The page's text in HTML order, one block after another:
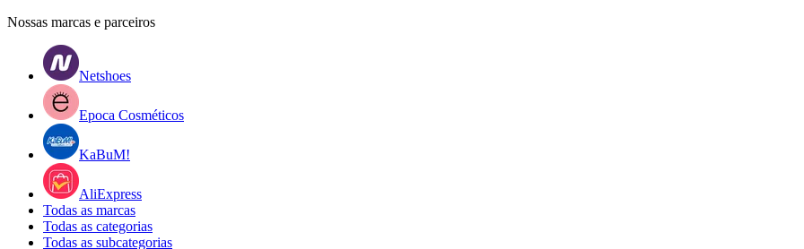
Nossas marcas e parceiros
Netshoes
Epoca Cosméticos
KaBuM!
AliExpress
Todas as marcas
Todas as categorias
Todas as subcategorias